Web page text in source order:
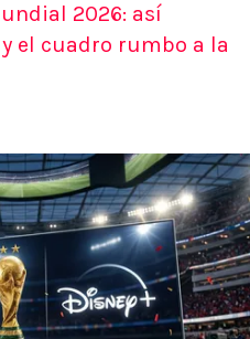
2026: así
el cuadro rumbo a la